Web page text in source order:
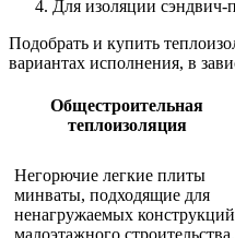
Для изоляции
Подобрать и купить
вариантах исполнения, в
Общестроительная
теплоизоляция
Негорючие легкие плиты
минваты, подходящие для
ненагружаемых